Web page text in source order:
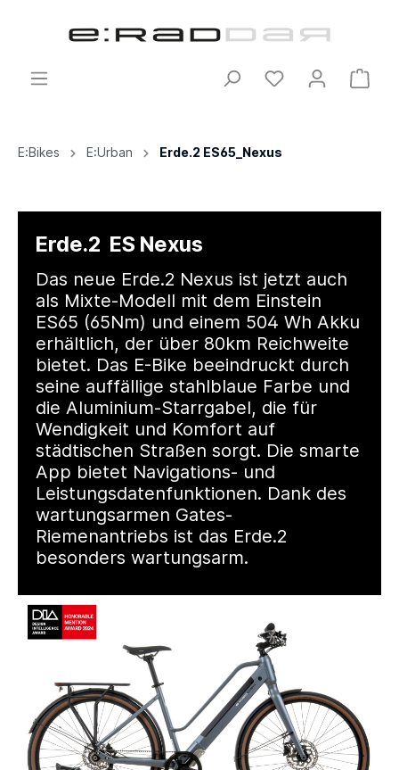
E:Bikes E:Urban Erde.2 ES65_Nexus
Erde.2 ES Nexus
Das neue Erde.2 Nexus ist jetzt auch
als Mixte-Modell mit dem Einstein
ES65 (65Nm) und einem 504 Wh Akku
erhältlich, der über 80km Reichweite
bietet. Das E-Bike beeindruckt durch
seine auffällige stahlblaue Farbe und
die Aluminium-Starrgabel, die für
Wendigkeit und Komfort auf
städtischen Straßen sorgt. Die smarte
App bietet Navigations- und
Leistungsdatenfunktionen. Dank des
wartungsarmen Gates-
Riemenantriebs ist das Erde.2
besonders wartungsarm.